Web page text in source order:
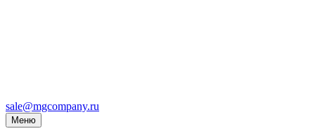
sale@mgcompany.ru
Меню